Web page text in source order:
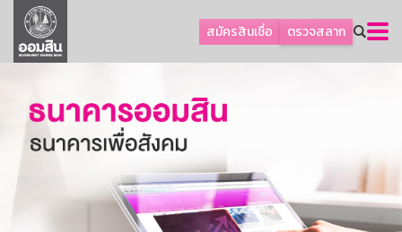
สมัครสินเชื่อ ตรวจสลาก
ลูกค้าธุรกิจ
ลูกค้าผู้ประกอบรายย่อย
ออมเพื่อสุข
เกี่ยวกับธนาคาร
การพัฒนาที่ยั่งยืน